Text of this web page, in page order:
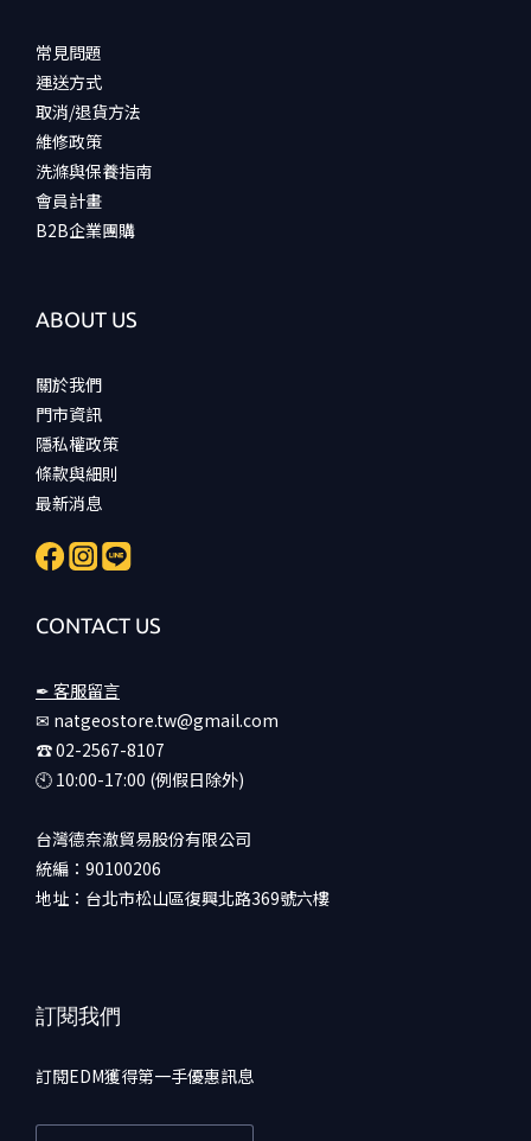
常見問題
運送方式
取消/退貨方法
維修政策
洗滌與保養指南
會員計畫
B2B企業團購
ABOUT US
關於我們
門市資訊
隱私權政策
條款與細則
最新消息
CONTACT US
✒ 客服留言
✉ natgeostore.tw@gmail.com
☎︎ 02-2567-8107
🕙︎ 10:00-17:00 (例假日除外)
台灣德奈澈貿易股份有限公司
統編：90100206
地址：台北市松山區復興北路369號六樓
訂閱我們
訂閱EDM獲得第一手優惠訊息